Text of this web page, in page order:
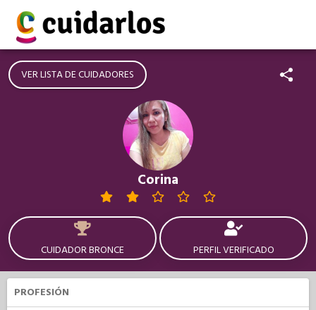
VER LISTA DE CUIDADORES
Corina
CUIDADOR BRONCE PERFIL VERIFICADO
PROFESIÓN